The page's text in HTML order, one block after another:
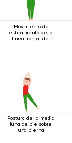
Movimiento de
estiramiento de la
línea frontal del
Postura de la media
luna de pie sobre
una pierna